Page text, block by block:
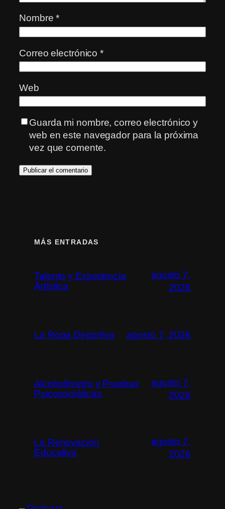
Nombre*
Correo electrónico*
Web
Guarda mi nombre, correo electrónico y
web en este navegador para la próxima
vez que comente.
MÁS ENTRADAS
Talento y Experiencia
Artística
agosto 7,
2026
La Ropa Deportiva agosto 7, 2026
Alcoholímetro y Pruebas
Psicosomáticas
agosto 7,
2026
La Renovación
Educativa
agosto 7,
2026